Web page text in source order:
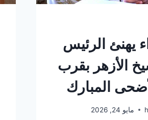
يهنئ الرئيس
الأزهر بقرب
المبارك
مايو 24, 2026